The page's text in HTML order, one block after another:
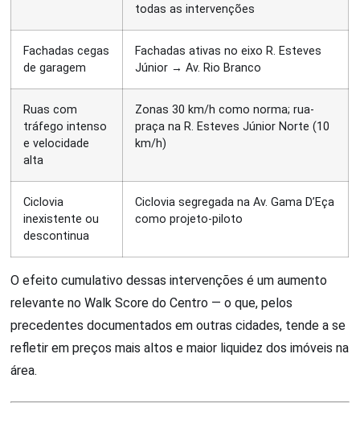
todas as intervenções
Fachadas cegas
de garagem
Fachadas ativas no eixo R. Esteves
Júnior → Av. Rio Branco
Ruas com
tráfego intenso
e velocidade
alta
Zonas 30 km/h como norma; rua-
praça na R. Esteves Júnior Norte (10
km/h)
Ciclovia
inexistente ou
descontinua
Ciclovia segregada na Av. Gama D’Eça
como projeto-piloto
O efeito cumulativo dessas intervenções é um aumento
relevante no Walk Score do Centro — o que, pelos
precedentes documentados em outras cidades, tende a se
refletir em preços mais altos e maior liquidez dos imóveis na
área.